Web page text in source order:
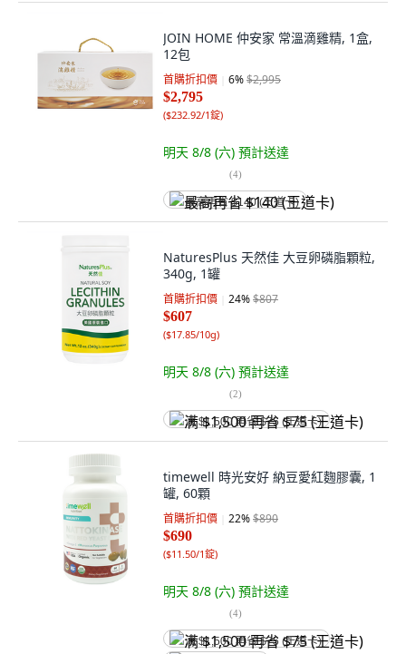
JOIN HOME 仲安家 常溫滴雞精, 1盒,
12包
首購折扣價 6%$2,995
$2,795
($232.92/1錠)
明天 8/8 (六) 預計送達
(4)
最高再省 $140 (王道卡)
NaturesPlus 天然佳 大豆卵磷脂顆粒,
340g, 1罐
首購折扣價 24%$807
$607
($17.85/10g)
明天 8/8 (六) 預計送達
(2)
满 $1,500 再省 $75 (王道卡)
timewell 時光安好 納豆愛紅麴膠囊, 1
罐, 60顆
首購折扣價 22%$890
$690
($11.50/1錠)
明天 8/8 (六) 預計送達
(4)
满 $1,500 再省 $75 (王道卡)